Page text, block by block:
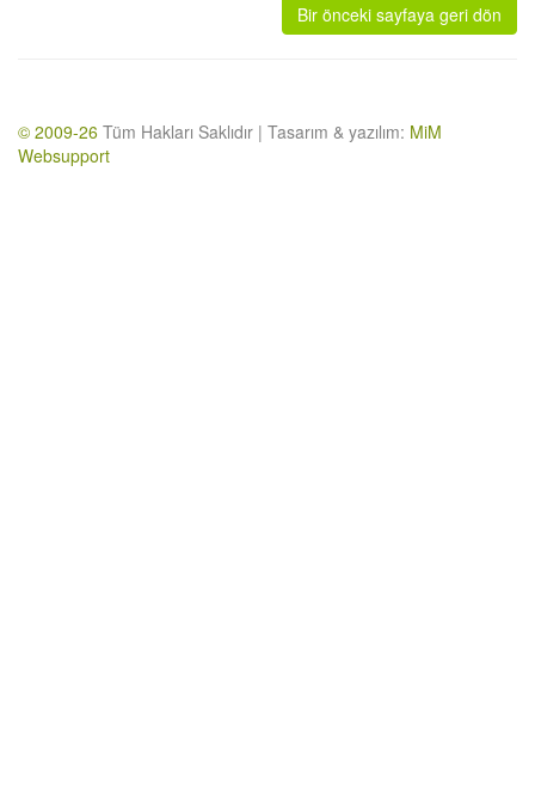
Bir önceki sayfaya geri dön
© 2009-26 Tüm Hakları Saklıdır | Tasarım & yazılım: MiM
Websupport